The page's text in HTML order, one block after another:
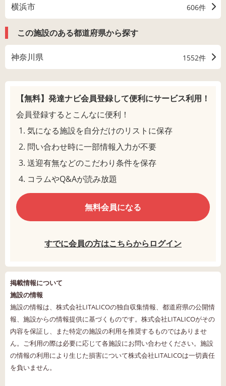
横浜市 606件
この施設のある都道府県から探す
神奈川県 1552件
【無料】発達ナビ会員登録して便利にサービス利用！
会員登録するとこんなに便利！
気になる施設を自分だけのリストに保存
問い合わせ時に一部情報入力が不要
送迎有無などのこだわり条件を保存
コラムやQ&Aが読み放題
無料会員になる
すでに会員の方はこちらからログイン
掲載情報について
施設の情報
施設の情報は、株式会社LITALICOの独自収集情報、都道府県の公開情
報、施設からの情報提供に基づくものです。株式会社LITALICOがその
内容を保証し、また特定の施設の利用を推奨するものではありませ
ん。ご利用の際は必要に応じて各施設にお問い合わせください。施設
の情報の利用により生じた損害について株式会社LITALICOは一切責任
を負いません。